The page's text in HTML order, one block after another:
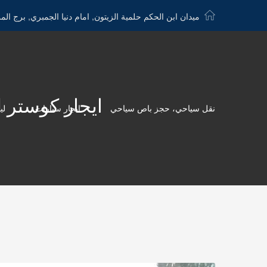
ميدان ابن الحكم حلمية الزيتون, امام دنيا الجمبري, برج
نقل سياحي، حجز باص سياحي ايجار سيارات
ايجار كوستر الى